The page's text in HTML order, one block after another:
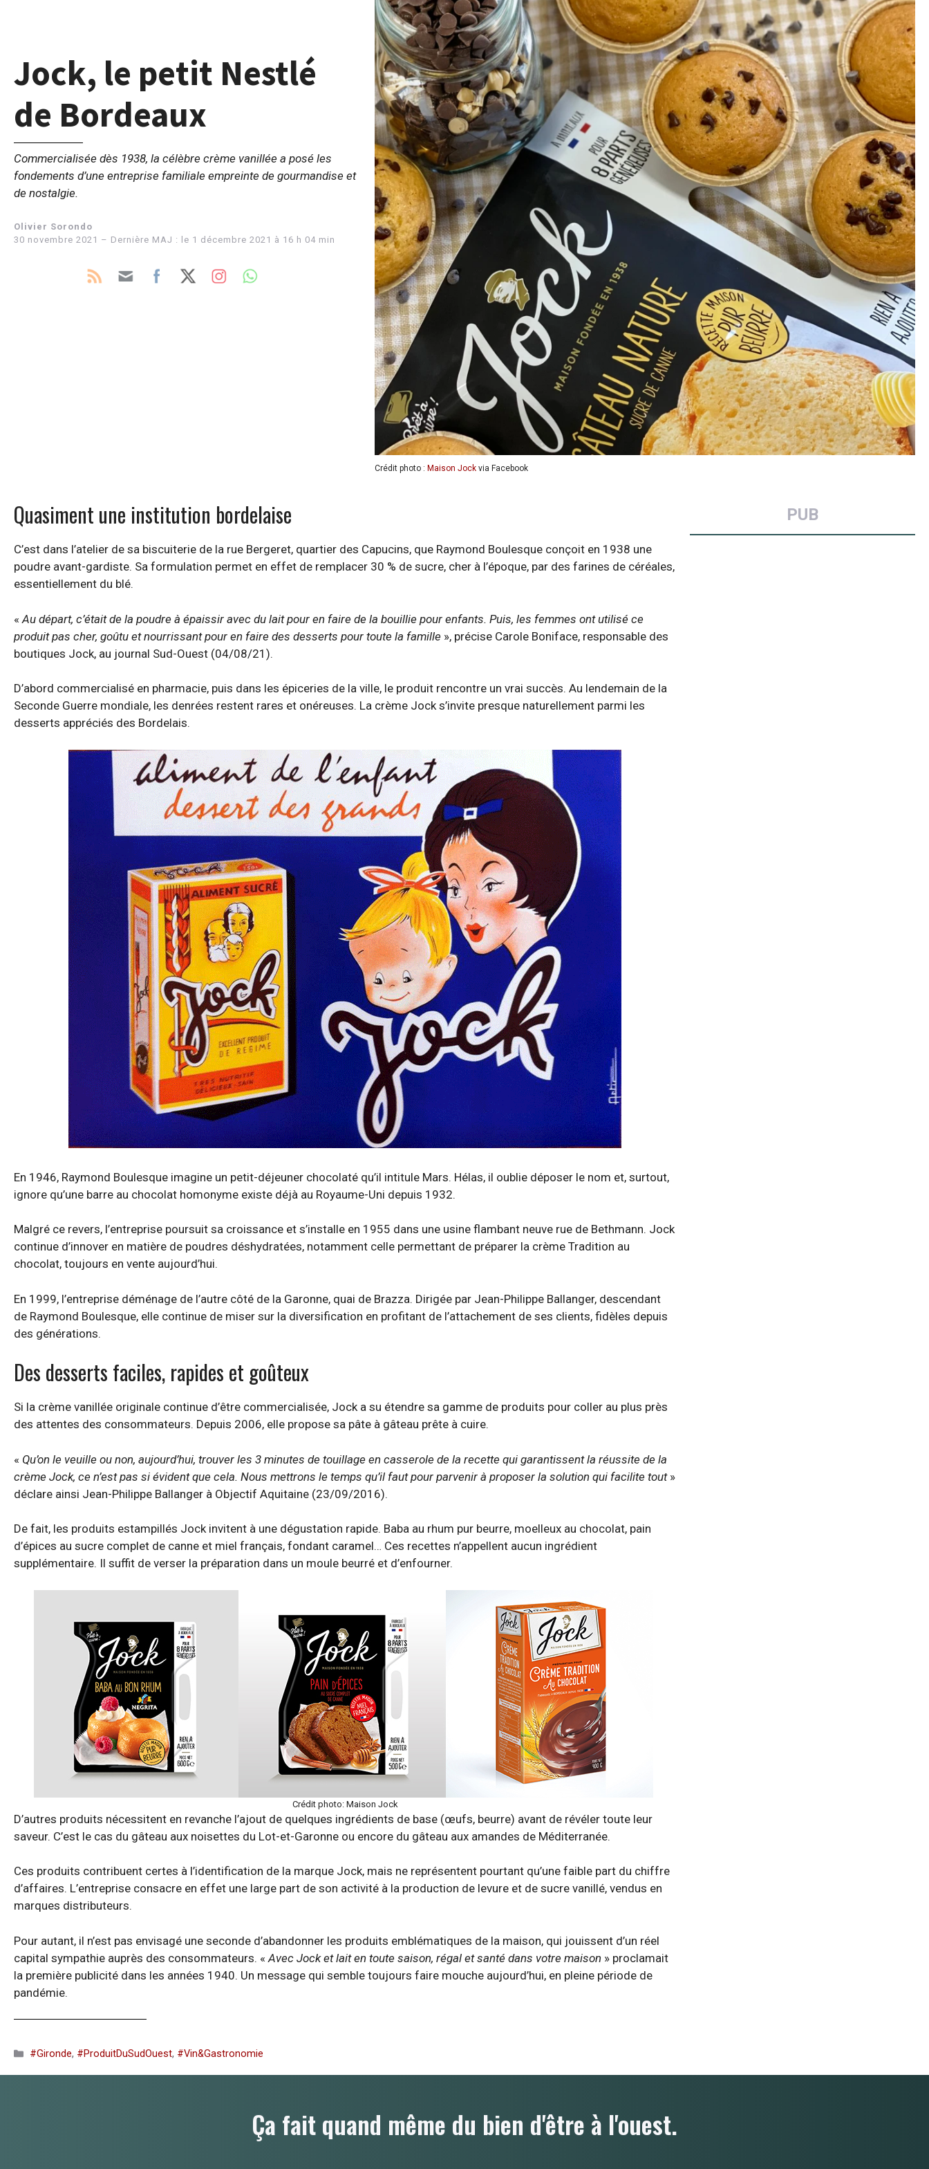
Jock, le petit Nestlé
de Bordeaux
Commercialisée dès 1938, la célèbre crème vanillée a posé les
fondements d’une entreprise familiale empreinte de gourmandise et
de nostalgie.
Olivier Sorondo
30 novembre 2021 – Dernière MAJ : le 1 décembre 2021 à 16 h 04 min
Crédit photo : Maison Jockvia Facebook
Quasiment une institution bordelaise
C’est dans l’atelier de sa biscuiterie de la rue Bergeret, quartier des Capucins, que Raymond Boulesque conçoit en 1938 une
poudre avant-gardiste. Sa formulation permet en effet de remplacer 30 % de sucre, cher à l’époque, par des farines de céréales,
essentiellement du blé.
« Au départ, c’était de la poudre à épaissir avec du lait pour en faire de la bouillie pour enfants. Puis, les femmes ont utilisé ce
produit pas cher, goûtu et nourrissant pour en faire des desserts pour toute la famille », précise Carole Boniface, responsable des
boutiques Jock, au journal Sud-Ouest (04/08/21).
D’abord commercialisé en pharmacie, puis dans les épiceries de la ville, le produit rencontre un vrai succès. Au lendemain de la
Seconde Guerre mondiale, les denrées restent rares et onéreuses. La crème Jock s’invite presque naturellement parmi les
desserts appréciés des Bordelais.
En 1946, Raymond Boulesque imagine un petit-déjeuner chocolaté qu’il intitule Mars. Hélas, il oublie déposer le nom et, surtout,
ignore qu’une barre au chocolat homonyme existe déjà au Royaume-Uni depuis 1932.
Malgré ce revers, l’entreprise poursuit sa croissance et s’installe en 1955 dans une usine flambant neuve rue de Bethmann. Jock
continue d’innover en matière de poudres déshydratées, notamment celle permettant de préparer la crème Tradition au
chocolat, toujours en vente aujourd’hui.
En 1999, l’entreprise déménage de l’autre côté de la Garonne, quai de Brazza. Dirigée par Jean-Philippe Ballanger, descendant
de Raymond Boulesque, elle continue de miser sur la diversification en profitant de l’attachement de ses clients, fidèles depuis
des générations.
Des desserts faciles, rapides et goûteux
Si la crème vanillée originale continue d’être commercialisée, Jock a su étendre sa gamme de produits pour coller au plus près
des attentes des consommateurs. Depuis 2006, elle propose sa pâte à gâteau prête à cuire.
« Qu’on le veuille ou non, aujourd’hui, trouver les 3 minutes de touillage en casserole de la recette qui garantissent la réussite de la
crème Jock, ce n’est pas si évident que cela. Nous mettrons le temps qu’il faut pour parvenir à proposer la solution qui facilite tout»
déclare ainsi Jean-Philippe Ballanger à Objectif Aquitaine (23/09/2016).
De fait, les produits estampillés Jock invitent à une dégustation rapide. Baba au rhum pur beurre, moelleux au chocolat, pain
d’épices au sucre complet de canne et miel français, fondant caramel… Ces recettes n’appellent aucun ingrédient
supplémentaire. Il suffit de verser la préparation dans un moule beurré et d’enfourner.
Crédit photo: Maison Jock
D’autres produits nécessitent en revanche l’ajout de quelques ingrédients de base (œufs, beurre) avant de révéler toute leur
saveur. C’est le cas du gâteau aux noisettes du Lot-et-Garonne ou encore du gâteau aux amandes de Méditerranée.
Ces produits contribuent certes à l’identification de la marque Jock, mais ne représentent pourtant qu’une faible part du chiffre
d’affaires. L’entreprise consacre en effet une large part de son activité à la production de levure et de sucre vanillé, vendus en
marques distributeurs.
Pour autant, il n’est pas envisagé une seconde d’abandonner les produits emblématiques de la maison, qui jouissent d’un réel
capital sympathie auprès des consommateurs. « Avec Jock et lait en toute saison, régal et santé dans votre maison » proclamait
la première publicité dans les années 1940. Un message qui semble toujours faire mouche aujourd’hui, en pleine période de
pandémie.
PUB
Catégories
#Gironde, #ProduitDuSudOuest, #Vin&Gastronomie
Ça fait quand même du bien d'être à l'ouest.